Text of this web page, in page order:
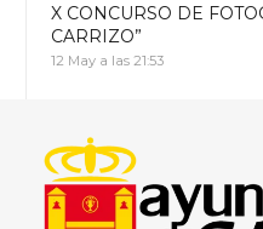
X CONCURSO DE
CARRIZO”
12 May a las 21:53